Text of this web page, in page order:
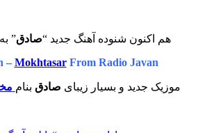
هم اکنون شنوده آهنگ جدید “صادق”
– MokhtasarFrom Radio Javan
موزیک جدید و بسیار زیبای صادق بنام